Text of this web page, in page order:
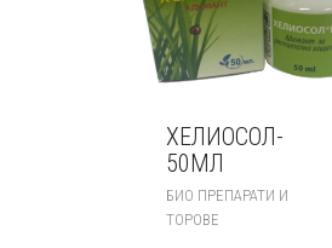
ХЕЛИОСОЛ-
50МЛ
БИО ПРЕПАРАТИ И
ТОРОВЕ